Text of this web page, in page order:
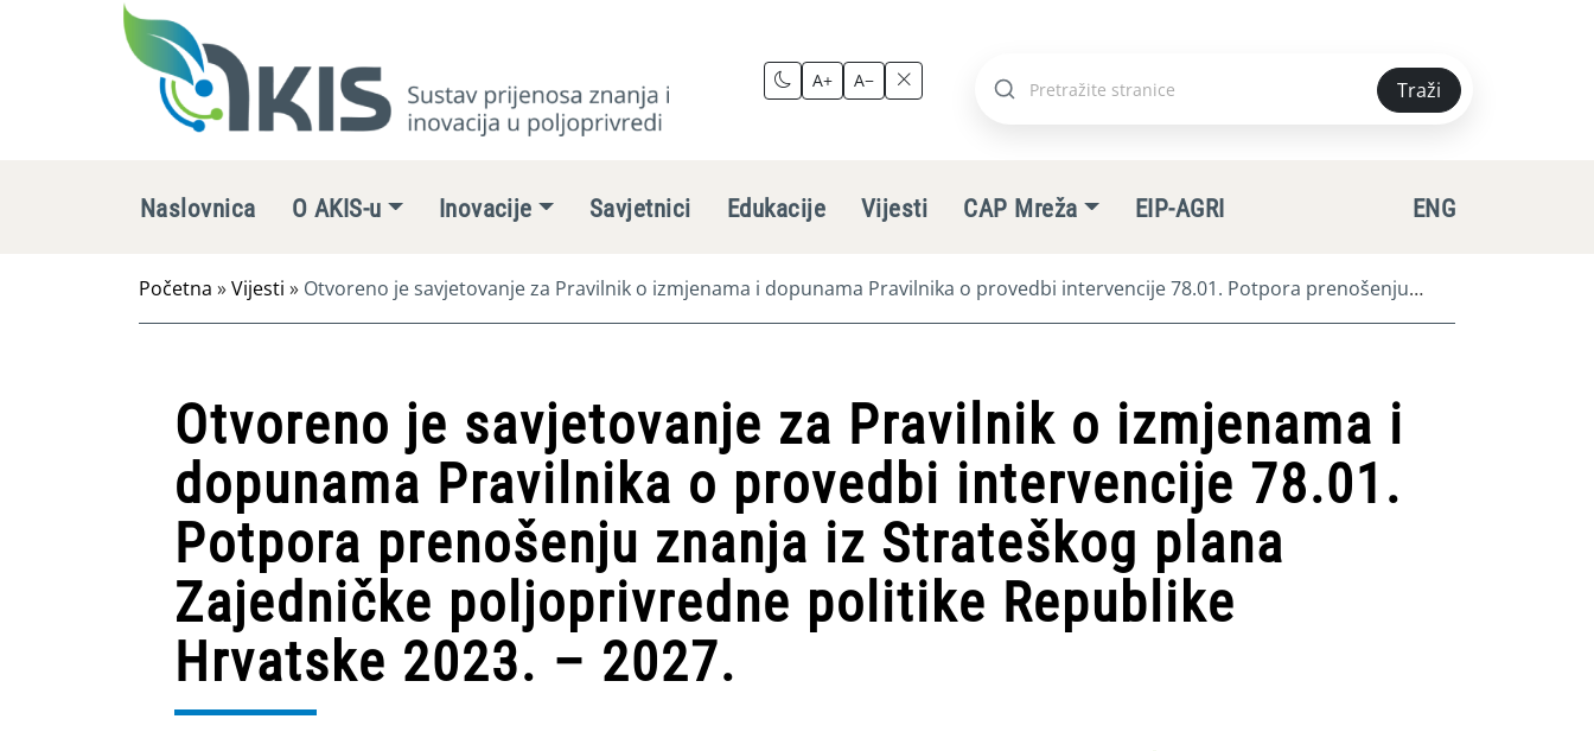
A+ A−
Pretraži
Traži
Naslovnica O AKIS-u Inovacije Savjetnici Edukacije Vijesti CAP Mreža EIP-AGRI ENG
Početna »Vijesti » Otvoreno je savjetovanje za Pravilnik o izmjenama i dopunama Pravilnika o provedbi intervencije 78.01. Potpora prenošenju
znanja iz Strateškog plana Zajedničke poljoprivredne politike Republike Hrvatske 2023. – 2027.
Otvoreno je savjetovanje za Pravilnik o izmjenama i
dopunama Pravilnika o provedbi intervencije 78.01.
Potpora prenošenju znanja iz Strateškog plana
Zajedničke poljoprivredne politike Republike
Hrvatske 2023. – 2027.